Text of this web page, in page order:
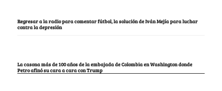
Regresar a la radio para comentar fútbol, la solución de Iván Mejía para luchar
contra la depresión
La casona más de 100 años de la embajada de Colombia en Washington donde
Petro afinó su cara a cara con Trump